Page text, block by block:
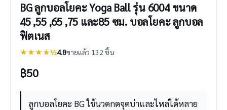
BG ลูกบอลโยคะ Yoga Ball รุ่น 6004 ขนาด
45 ,55 ,65 ,75 และ85 ซม. บอลโยคะ ลูกบอล
ฟิตเนส
★★★★½4.8ขายแล้ว 132 ชิ้น
฿50
ลูกบอลโยคะ BG ใช้นวดกดจุดบ่าและไหล่ได้หลาย